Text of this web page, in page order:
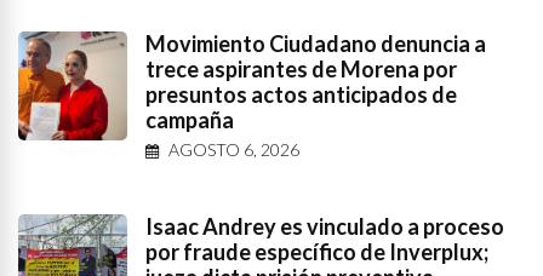
Movimiento Ciudadano denuncia a
trece aspirantes de Morena por
presuntos actos anticipados de
campaña
AGOSTO 6, 2026
Isaac Andrey es vinculado a proceso
por fraude específico de Inverplux;